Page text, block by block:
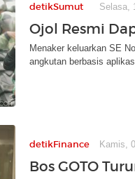
detikSumut Selasa,
Ojol Resmi
Menaker keluarkan SE
angkutan berbasis
detikFinance Kamis,
Bos GOTO